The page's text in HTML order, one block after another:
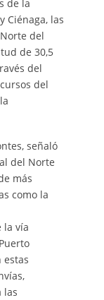
de la
Ciénaga, las
del
de 30,5
del
del
señaló
del Norte
más
como la
la vía
estas
las